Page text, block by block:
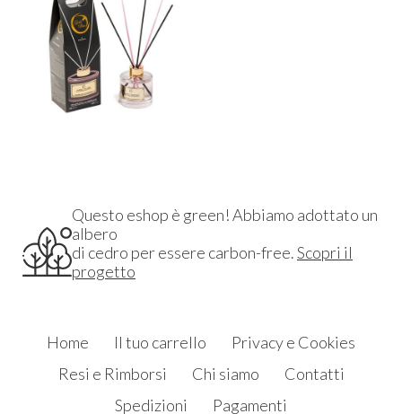
Questo eshop è green! Abbiamo adottato un
albero
di cedro per essere carbon-free.Scopri il
progetto
Home Il tuo carrello
Privacy e Cookies
Resi e Rimborsi
Chi siamo
Contatti
Spedizioni
Pagamenti